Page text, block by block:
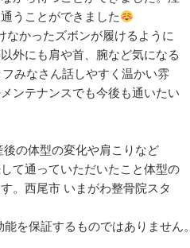
うことができました
なかったズボンが履けるように
外にも肩や首、腕など気になる
フみなさん話しやすく温かい雰
ンテナンスでも今後も通いたい
後の体型の変化や肩こりなど
て通っていただいたこと体型の
。西尾市 いまがわ整骨院スタ
を保証するものではありません。